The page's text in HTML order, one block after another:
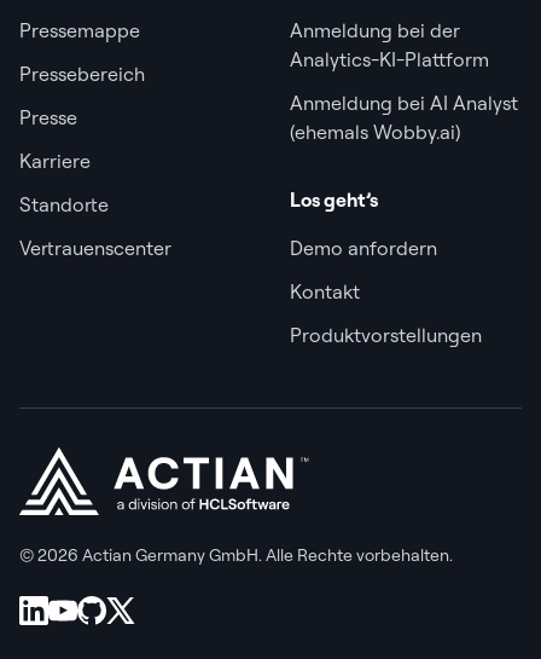
Pressemappe
Pressebereich
Presse
Karriere
Standorte
Vertrauenscenter
Anmeldung bei der
Analytics-KI-Plattform
Anmeldung bei AI Analyst
(ehemals Wobby.ai)
Los geht’s
Demo anfordern
Kontakt
Produktvorstellungen
© 2026 Actian Germany GmbH. Alle Rechte vorbehalten.